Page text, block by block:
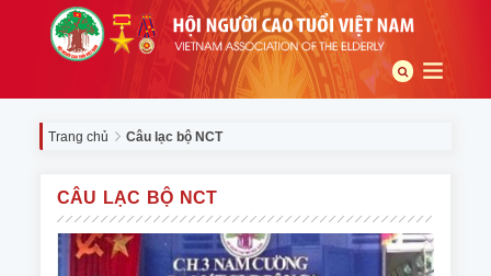
Trang chủ Câu lạc bộ NCT
CÂU LẠC BỘ NCT